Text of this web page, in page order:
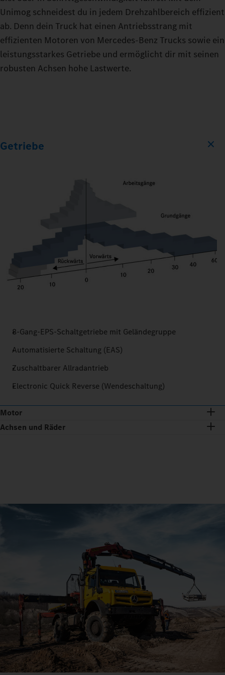
Unimog schneidest du in jedem Drehzahlbereich effizient
ab. Denn dein Truck hat einen Antriebsstrang mit
effizienten Motoren von Mercedes‑Benz Trucks sowie ein
leistungsstarkes Getriebe und ermöglicht dir mit seinen
robusten Achsen hohe Lastwerte.
Getriebe
8-Gang-EPS-Schaltgetriebe mit Geländegruppe
Automatisierte Schaltung (EAS)
Zuschaltbarer Allradantrieb
Electronic Quick Reverse (Wendeschaltung)
Motor
Achsen und Räder